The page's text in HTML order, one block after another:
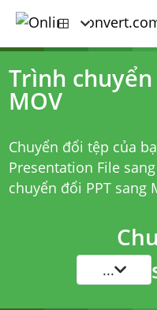
Trình chuyển
MOV
Chuyển đổi tệp của
Presentation File
chuyển đổi PPT sang
...